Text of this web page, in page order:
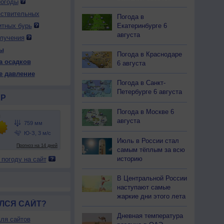
З
9 вс
Вечер
48
З
60
З
+21
10 пн
756
+33
26
Ю
+32
10 пн
Вечер
755
62
Ю
+26
11 вт
754
+20
86
+20
753
+23
82
+23
бурь
осадков
давление
на сайт
САЙТ?
сайтов
Погода в
Екатеринбурге 6
августа
Погода в Краснодаре
6 августа
Погода в Санкт-
Петербурге 6 августа
Погода в Москве 6
августа
Июль в России стал
самым тёплым за всю
историю
В Центральной России
наступают самые
жаркие дни этого лета
Дневная температура